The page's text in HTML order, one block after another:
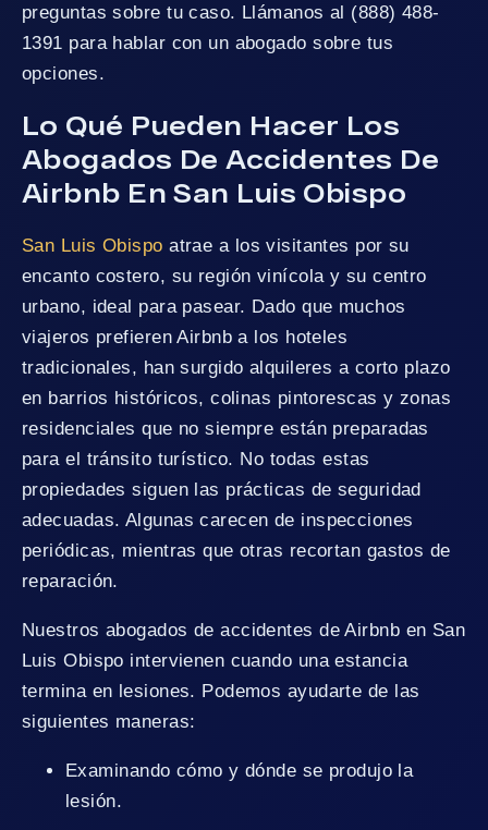
preguntas sobre tu caso. Llámanos al (888) 488-
1391 para hablar con un abogado sobre tus
opciones.
Lo Qué Pueden Hacer Los
Abogados De Accidentes De
Airbnb En San Luis Obispo
San Luis Obispo atrae a los visitantes por su
encanto costero, su región vinícola y su centro
urbano, ideal para pasear. Dado que muchos
viajeros prefieren Airbnb a los hoteles
tradicionales, han surgido alquileres a corto plazo
en barrios históricos, colinas pintorescas y zonas
residenciales que no siempre están preparadas
para el tránsito turístico. No todas estas
propiedades siguen las prácticas de seguridad
adecuadas. Algunas carecen de inspecciones
periódicas, mientras que otras recortan gastos de
reparación.
Nuestros abogados de accidentes de Airbnb en San
Luis Obispo intervienen cuando una estancia
termina en lesiones. Podemos ayudarte de las
siguientes maneras:
Examinando cómo y dónde se produjo la
lesión.